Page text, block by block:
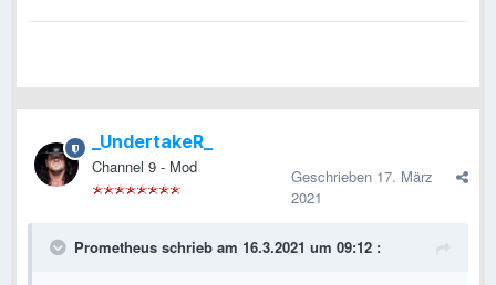
_UndertakeR_
Channel 9 - Mod Geschrieben 17. März
2021
Prometheus schrieb am 16.3.2021 um 09:12 :